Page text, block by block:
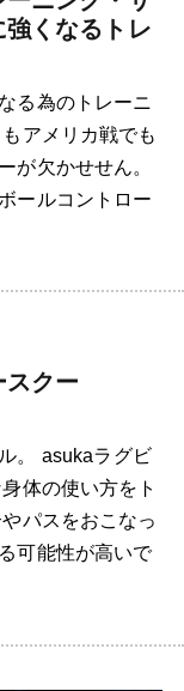
くなるトレ
る為のトレーニ
アメリカ戦でも
が欠かせせん。
ールコントロー
クー
。 asukaラグビ
体の使い方をト
パスをおこなっ
可能性が高いで